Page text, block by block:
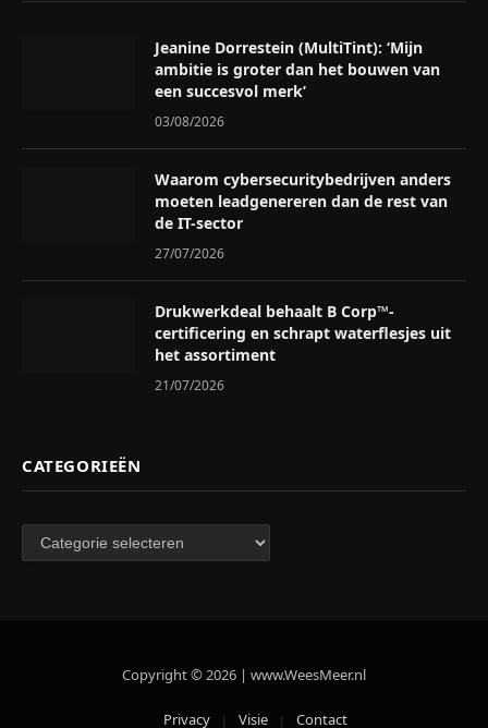
Jeanine Dorrestein (MultiTint): ‘Mijn
ambitie is groter dan het bouwen van
een succesvol merk’
03/08/2026
Waarom cybersecuritybedrijven anders
moeten leadgenereren dan de rest van
de IT-sector
27/07/2026
Drukwerkdeal behaalt B Corp™-
certificering en schrapt waterflesjes uit
het assortiment
21/07/2026
CATEGORIEËN
Categorieën
Copyright © 2026 | www.WeesMeer.nl
Privacy Visie Contact